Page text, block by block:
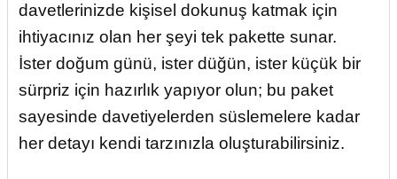
davetlerinizde kişisel dokunuş katmak için
ihtiyacınız olan her şeyi tek pakette sunar.
İster doğum günü, ister düğün, ister küçük bir
sürpriz için hazırlık yapıyor olun; bu paket
sayesinde davetiyelerden süslemelere kadar
her detayı kendi tarzınızla oluşturabilirsiniz.